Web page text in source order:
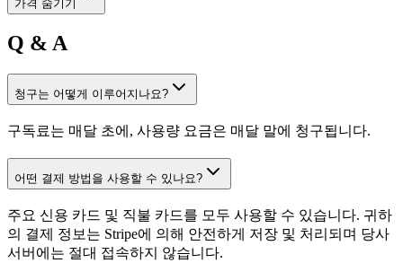
가격 숨기기
Q & A
청구는 어떻게 이루어지나요?
구독료는 매달 초에, 사용량 요금은 매달 말에 청구됩니다.
어떤 결제 방법을 사용할 수 있나요?
주요 신용 카드 및 직불 카드를 모두 사용할 수 있습니다. 귀하
의 결제 정보는 Stripe에 의해 안전하게 저장 및 처리되며 당사
서버에는 절대 접속하지 않습니다.